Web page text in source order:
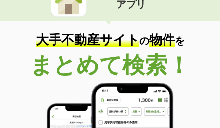
アプリ
大手不動産サイトの物件を
まとめて検索！